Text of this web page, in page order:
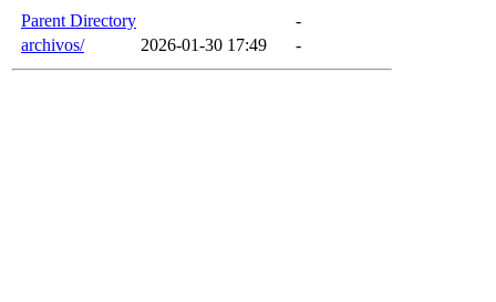
Parent Directory
-
archivos/
2026-01-30 17:49 -